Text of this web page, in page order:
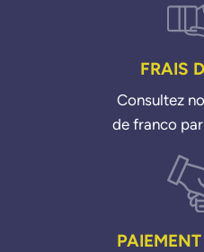
FRAIS
Consultez
de franco